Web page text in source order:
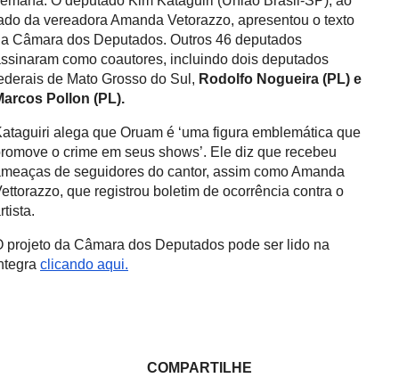
da vereadora Amanda Vetorazzo, apresentou o texto
Câmara dos Deputados. Outros 46 deputados
como coautores, incluindo dois deputados
de Mato Grosso do Sul, Rodolfo Nogueira (PL) e
Pollon (PL).
alega que Oruam é ‘uma figura emblemática que
o crime em seus shows’. Ele diz que recebeu
de seguidores do cantor, assim como Amanda
que registrou boletim de ocorrência contra o
projeto da Câmara dos Deputados pode ser lido na
clicando aqui.
COMPARTILHE